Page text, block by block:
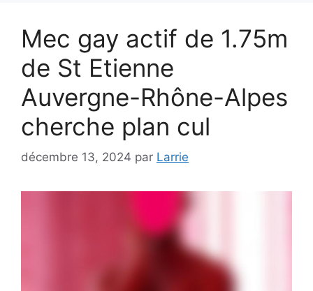
Mec gay actif de 1.75m
de St Etienne
Auvergne-Rhône-Alpes
cherche plan cul
décembre 13, 2024 par Larrie